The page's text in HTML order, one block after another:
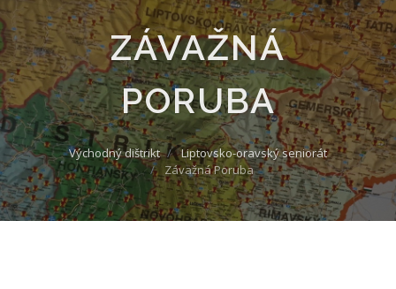
ZÁVAŽNÁ
PORUBA
Východný dištrikt
Liptovsko-oravský seniorát
Závažná Poruba